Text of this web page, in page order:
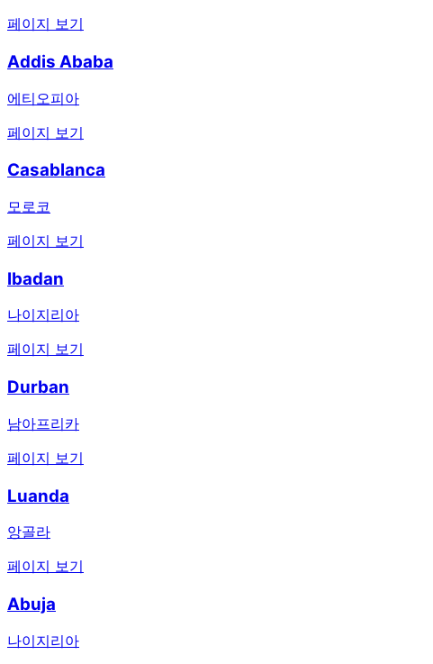
페이지 보기
Addis Ababa
에티오피아
페이지 보기
Casablanca
모로코
페이지 보기
Ibadan
나이지리아
페이지 보기
Durban
남아프리카
페이지 보기
Luanda
앙골라
페이지 보기
Abuja
나이지리아